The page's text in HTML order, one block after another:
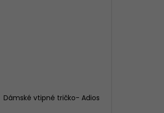
Dámské vtipné tričko- Adios